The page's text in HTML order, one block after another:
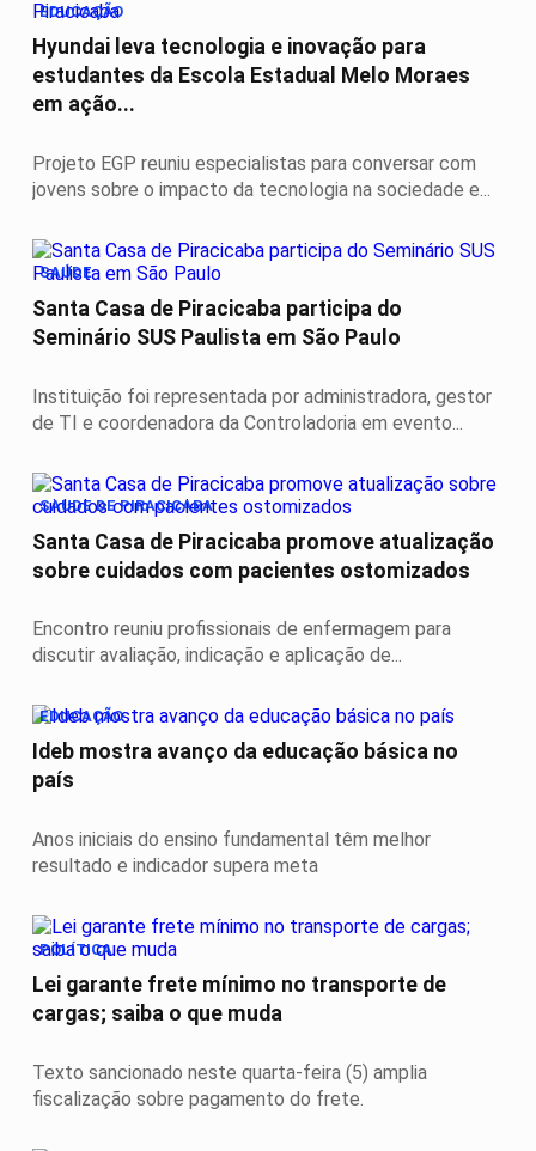
EDUCAÇÃO
Hyundai leva tecnologia e inovação para
estudantes da Escola Estadual Melo Moraes
em ação...
Projeto EGP reuniu especialistas para conversar com
jovens sobre o impacto da tecnologia na sociedade e...
SAÚDE
Santa Casa de Piracicaba participa do
Seminário SUS Paulista em São Paulo
Instituição foi representada por administradora, gestor
de TI e coordenadora da Controladoria em evento...
SAUDE DE PIRACICABA
Santa Casa de Piracicaba promove atualização
sobre cuidados com pacientes ostomizados
Encontro reuniu profissionais de enfermagem para
discutir avaliação, indicação e aplicação de...
EDUCAÇÃO
Ideb mostra avanço da educação básica no
país
Anos iniciais do ensino fundamental têm melhor
resultado e indicador supera meta
POLÍTICA
Lei garante frete mínimo no transporte de
cargas; saiba o que muda
Texto sancionado neste quarta-feira (5) amplia
fiscalização sobre pagamento do frete.